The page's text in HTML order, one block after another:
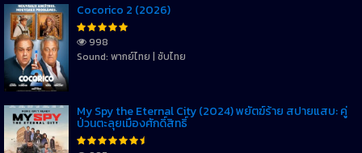
Cocorico 2 (2026)
998
Sound: พากย์ไทย | ซับไทย
My Spy the Eternal City (2024) พยัตฆ์ร้าย สปายแสบ: คู่
ป่วนตะลุยเมืองศักดิ์สิทธิ์